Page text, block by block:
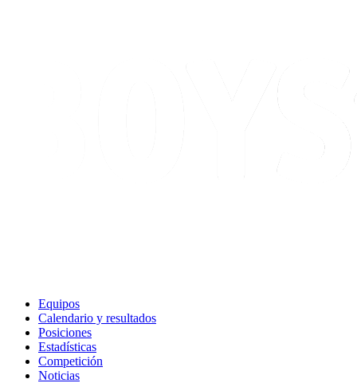
Equipos
Calendario y resultados
Posiciones
Estadísticas
Competición
Noticias